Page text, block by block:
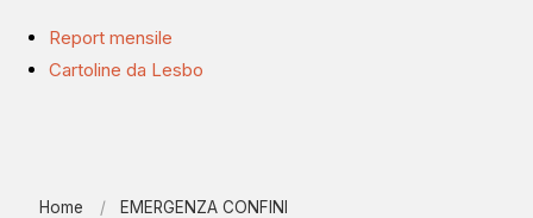
Report mensile
Cartoline da Lesbo
Home EMERGENZA CONFINI